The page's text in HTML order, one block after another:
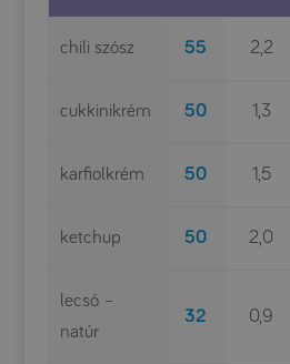
chili szósz 55 2,2
cukkinikrém 50 1,3
karfiolkrém 50 1,5
ketchup 50 2,0
lecsó –
natúr
32 0,9